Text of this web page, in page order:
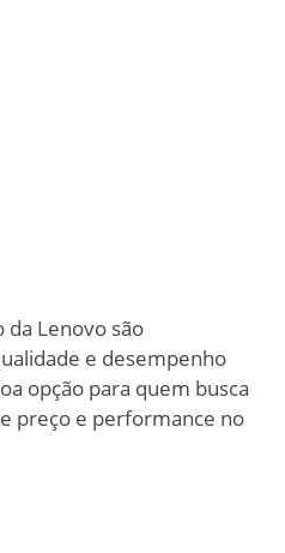
da Lenovo são
e desempenho
opção para quem busca
preço e performance no